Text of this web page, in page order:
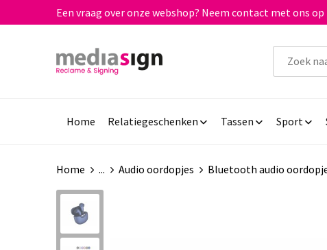
Een vraag over onze webshop? Neem contact met ons
Home Relatiegeschenken Tassen Sport
Home ... Audio oordopjes Bluetooth audio